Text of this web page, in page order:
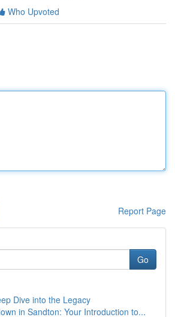
Who Upvoted
Report Page
Go
Dive into the Legacy
in Sandton: Your Introduction to...